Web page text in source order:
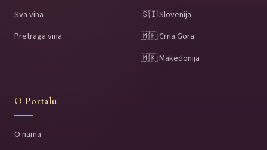
Sva vina
Pretraga vina
🇸🇮 Slovenija
🇲🇪 Crna Gora
🇲🇰 Makedonija
O Portalu
O nama